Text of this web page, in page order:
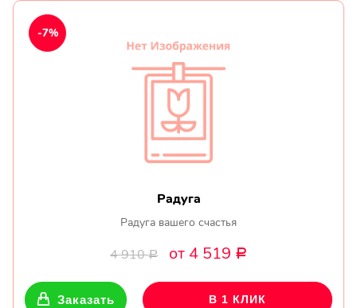
Радуга
Радуга вашего счастья
4 910Р от 4 519 Р
-7%
Заказать В 1 КЛИК